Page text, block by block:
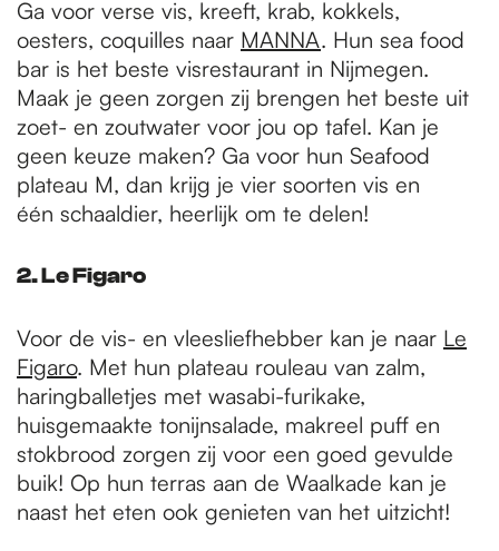
Ga voor verse vis, kreeft, krab, kokkels,
oesters, coquilles naar MANNA. Hun sea food
bar is het beste visrestaurant in Nijmegen.
Maak je geen zorgen zij brengen het beste uit
zoet- en zoutwater voor jou op tafel. Kan je
geen keuze maken? Ga voor hun Seafood
plateau M, dan krijg je vier soorten vis en
één schaaldier, heerlijk om te delen!
2. Le Figaro
Voor de vis- en vleesliefhebber kan je naar Le
Figaro. Met hun plateau rouleau van zalm,
haringballetjes met wasabi-furikake,
huisgemaakte tonijnsalade, makreel puff en
stokbrood zorgen zij voor een goed gevulde
buik! Op hun terras aan de Waalkade kan je
naast het eten ook genieten van het uitzicht!